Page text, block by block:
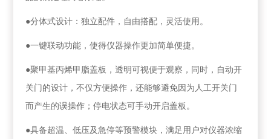
●分体式设计：独立配件，自由搭配，灵活使用。
●一键联动功能，使得仪器操作更加简单便捷。
●聚甲基丙烯甲脂盖板，透明可视便于观察，同时，自动开
关门的设计，不仅方便操作，还能够避免因为人工开关门
而产生的误操作；停电状态可手动开启盖板。
●具备超温、低压及急停等预警模块，满足用户对仪器浓缩